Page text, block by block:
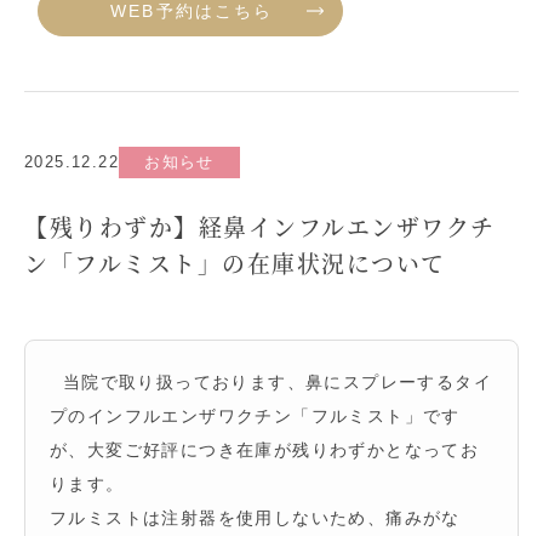
WEB予約はこちら
2025.12.22 お知らせ
【残りわずか】経鼻インフルエンザワクチ
ン「フルミスト」の在庫状況について
当院で取り扱っております、鼻にスプレーするタイ
プのインフルエンザワクチン「フルミスト」です
が、大変ご好評につき在庫が残りわずかとなってお
ります。
フルミストは注射器を使用しないため、痛みがな